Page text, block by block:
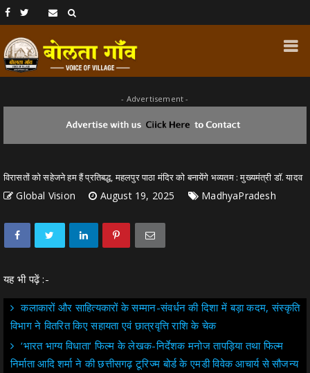
- Advertisement -
विरासतों को सहेजने हम हैं प्रतिबद्ध, महलपुर पाठा मंदिर को बनायेंगे भव्यतम : मुख्यमंत्री डॉ. यादव
Global Vision August 19, 2025 MadhyaPradesh
यह भी पढ़ें :-
कलाकारों और साहित्यकारों के सम्मान-संवर्धन की दिशा में बड़ा कदम, संस्कृति
विभाग ने वितरित किए सहायता एवं छात्रवृत्ति राशि के चेक
‘भारत भाग्य विधाता‘ फिल्म के लेखक-निर्देशक मनोज तापड़िया तथा फिल्म
निर्माता आदि शर्मा ने की छत्तीसगढ़ टूरिज्म बोर्ड के एमडी विवेक आचार्य से सौजन्य